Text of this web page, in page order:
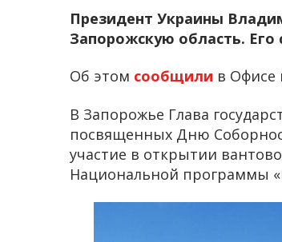
Президент Украины
Запорожскую область.
Об этом сообщили в Офисе
В Запорожье Глава
посвященных Дню
участие в открытии
Национальной программы